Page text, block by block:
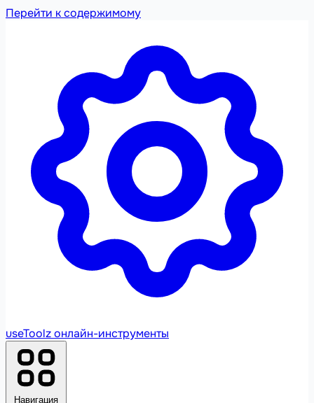
Перейти к содержимому
useToolzонлайн-инструменты
Навигация